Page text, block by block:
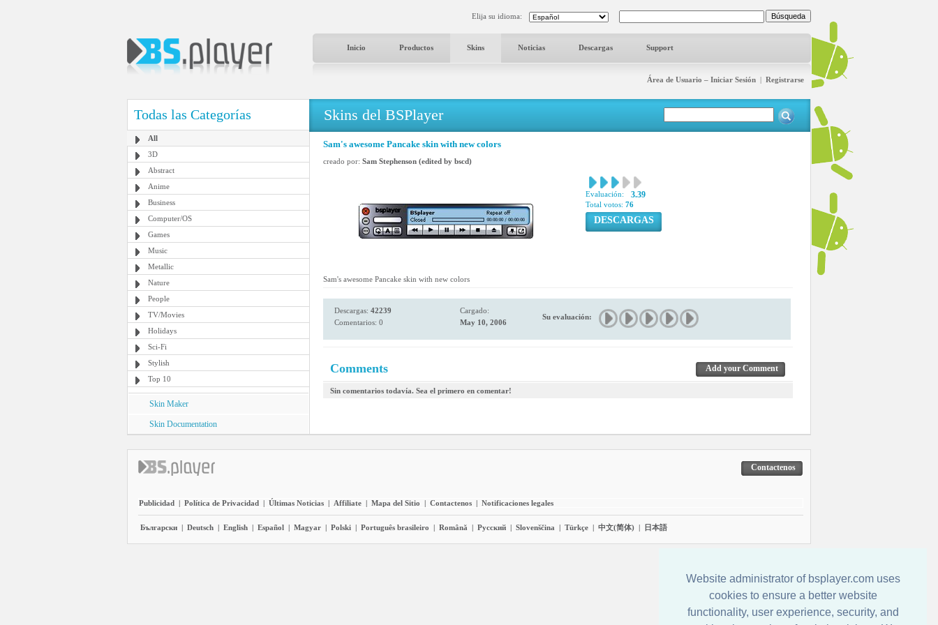
Website administrator of bsplayer.com uses
cookies to ensure a better website
functionality, user experience, security, and
Elija su idioma:
Inicio Productos Skins Noticias Descargas Support
Área de Usuario – Iniciar Sesión | Registrarse
Todas las Categorías
All
3D
Abstract
Anime
Business
Computer/OS
Games
Music
Metallic
Nature
People
TV/Movies
Holidays
Sci-Fi
Stylish
Top 10
Skin Maker
Skin Documentation
Skins del BSPlayer
Sam's awesome Pancake skin with new colors
creado por: Sam Stephenson (edited by bscd)
Evaluación: 3.39
Total votos: 76
DESCARGAS
Sam's awesome Pancake skin with new colors
Descargas: 42239
Comentarios: 0
Cargado:
May 10, 2006
Su evaluación:
Comments Add your Comment
Sin comentarios todavía. Sea el primero en comentar!
Contactenos
Publicidad | Política de Privacidad | Últimas Noticias | Affiliate | Mapa del Sitio | Contactenos | Notificaciones legales
Български | Deutsch | English | Español | Magyar | Polski | Português brasileiro | Română | Pyccĸий | Slovenščina | Türkçe | 中文(简体) | 日本語